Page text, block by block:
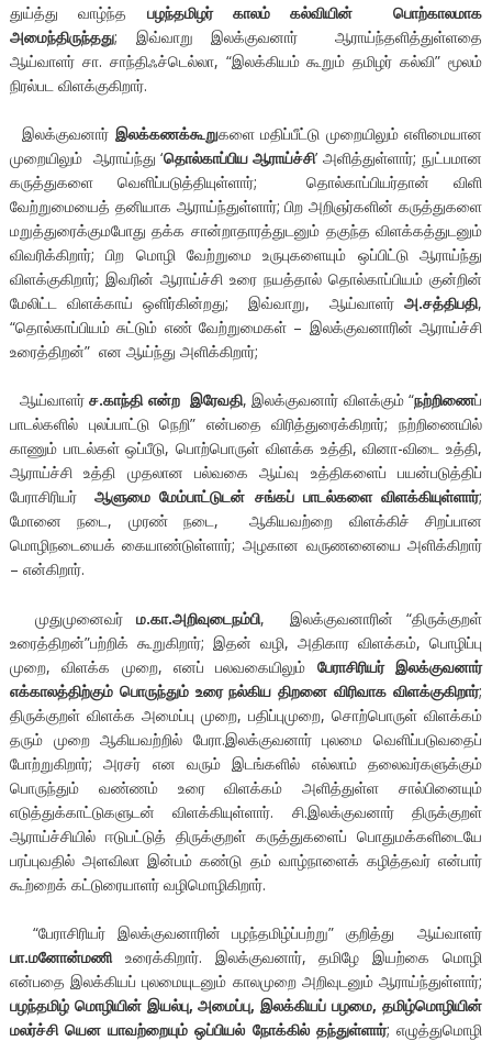
துய்த்து வாழ்ந்த பழந்தமிழர் காலம் கல்வியின் பொற்காலமாக
அமைந்திருந்தது; இவ்வாறு இலக்குவனார் ஆராய்ந்தளித்துள்ளதை
ஆய்வாளர் சா. சாந்திஃச்டெல்லா, “இலக்கியம் கூறும் தமிழர் கல்வி” மூலம்
நிரல்பட விளக்குகிறார்.
இலக்குவனார் இலக்கணக்கூறுகளை மதிப்பீட்டு முறையிலும் எளிமையான
முறையிலும் ஆராய்ந்து ‘தொல்காப்பிய ஆராய்ச்சி’ அளித்துள்ளார்; நுட்பமான
கருத்துகளை வெளிப்படுத்தியுள்ளார்; தொல்காப்பியர்தான் விளி
வேற்றுமையைத் தனியாக ஆராய்ந்துள்ளார்; பிற அறிஞர்களின் கருத்துகளை
மறுத்துரைக்குமபோது தக்க சான்றாதாரத்துடனும் தகுந்த விளக்கத்துடனும்
விவரிக்கிறார்; பிற மொழி வேற்றுமை உருபுகளையும் ஒப்பிட்டு ஆராய்ந்து
விளக்குகிறார்; இவரின் ஆராய்ச்சி உரை நயத்தால் தொல்காப்பியம் குன்றின்
மேலிட்ட விளக்காய் ஒளிர்கின்றது;
இவ்வாறு, ஆய்வாளர்அ.சத்திபதி,
“தொல்காப்பியம் சுட்டும் எண் வேற்றுமைகள் – இலக்குவனாரின் ஆராய்ச்சி
உரைத்திறன்” என ஆய்ந்து அளிக்கிறார்;
ஆய்வாளர்ச.காந்தி என்ற இரேவதி, இலக்குவனார் விளக்கும் “நற்றிணைப்
பாடல்களில் புலப்பாட்டு நெறி” என்பதை விரித்துரைக்கிறார்; நற்றிணையில்
காணும் பாடல்கள் ஒப்பீடு, பொற்பொருள் விளக்க உத்தி, வினா-விடை உத்தி,
ஆராய்ச்சி உத்தி முதலான பல்வகை ஆய்வு உத்திகளைப் பயன்படுத்திப்
பேராசிரியர்ஆளுமை மேம்பாட்டுடன் சங்கப் பாடல்களை விளக்கியுள்ளார்;
மோனை நடை, முரண் நடை, ஆகியவற்றை விளக்கிச் சிறப்பான
மொழிநடையைக் கையாண்டுள்ளார்; அழகான வருணனையை அளிக்கிறார்
– என்கிறார்.
முதுமுனைவர் ம.கா.அறிவுடைநம்பி, இலக்குவனாரின் “திருக்குறள்
உரைத்திறன்”பற்றிக் கூறுகிறார்; இதன் வழி, அதிகார விளக்கம், பொழிப்பு
முறை, விளக்க முறை, எனப் பலவகையிலும் பேராசிரியர் இலக்குவனார்
எக்காலத்திற்கும் பொருந்தும் உரை நல்கிய திறனை விரிவாக விளக்குகிறார்;
திருக்குறள் விளக்க அமைப்பு முறை, பதிப்புமுறை, சொற்பொருள் விளக்கம்
தரும் முறை ஆகியவற்றில் பேரா.இலக்குவனார் புலமை வெளிப்படுவதைப்
போற்றுகிறார்; அரசர் என வரும் இடங்களில் எல்லாம் தலைவர்களுக்கும்
பொருந்தும் வண்ணம் உரை விளக்கம் அளித்துள்ள சால்பினையும்
எடுத்துக்காட்டுகளுடன் விளக்கியுள்ளார். சி.இலக்குவனார் திருக்குறள்
ஆராய்ச்சியில் ஈடுபட்டுத் திருக்குறள் கருத்துகளைப் பொதுமக்களிடையே
பரப்புவதில் அளவிலா இன்பம் கண்டு தம் வாழ்நாளைக் கழித்தவர் என்பார்
கூற்றைக் கட்டுரையாளர் வழிமொழிகிறார்.
“பேராசிரியர் இலக்குவனாரின் பழந்தமிழ்ப்பற்று” குறித்து ஆய்வாளர்
பா.மனோன்மணிஉரைக்கிறார். இலக்குவனார், தமிழே இயற்கை மொழி
என்பதை இலக்கியப் புலமையுடனும் காலமுறை அறிவுடனும் ஆராய்ந்துள்ளார்;
பழந்தமிழ் மொழியின் இயல்பு, அமைப்பு, இலக்கியப் பழமை, தமிழ்மொழியின்
மலர்ச்சி யென யாவற்றையும் ஒப்பியல் நோக்கில் தந்துள்ளார்; எழுத்துமொழி